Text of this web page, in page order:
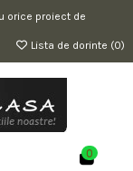
orice proiect de
Lista de dorinte (0)
0